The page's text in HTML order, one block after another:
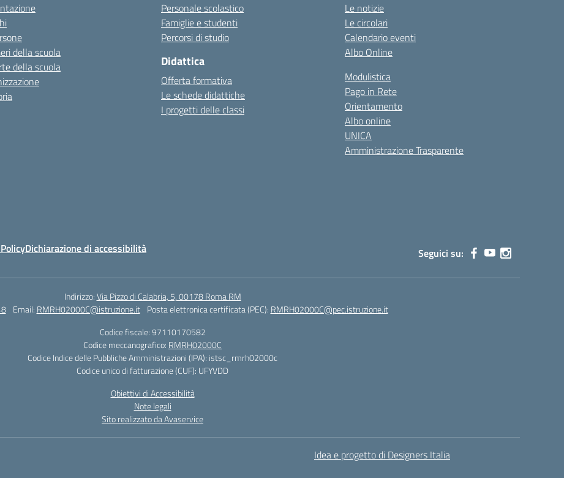
della scuola
della scuola
Personale scolastico
Famiglie e studenti
Percorsi di studio
Didattica
Offerta formativa
Le schede didattiche
I progetti delle classi
Le notizie
Le circolari
Calendario eventi
Albo Online
Modulistica
Pago in Rete
Orientamento
Albo online
UNICA
Amministrazione Trasparente
Dichiarazione di accessibilità Seguici su:
Indirizzo:Via Pizzo di Calabria, 5, 00178 Roma RM
Email: RMRH02000C@istruzione.it Posta elettronica certificata (PEC): RMRH02000C@pec.istruzione.it
Codice fiscale: 97110170582
Codice meccanografico: RMRH02000C
Codice Indice delle Pubbliche Amministrazioni (IPA): istsc_rmrh02000c
Codice unico di fatturazione (CUF): UFYVDD
Obiettivi di Accessibilità
Note legali
Sito realizzato da Avaservice
Idea e progetto di Designers Italia